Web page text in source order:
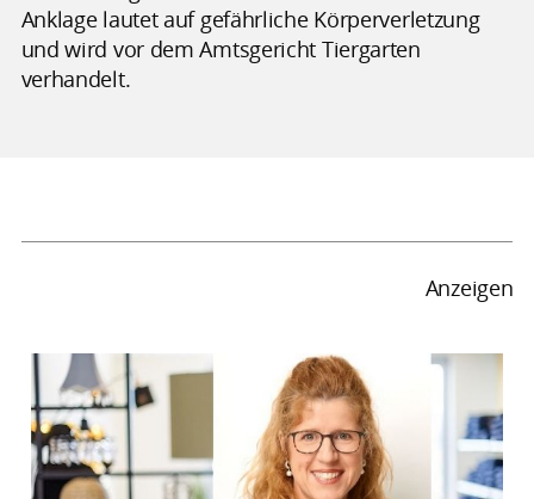
Anklage lautet auf gefährliche Körperverletzung
und wird vor dem Amtsgericht Tiergarten
verhandelt.
Anzeigen